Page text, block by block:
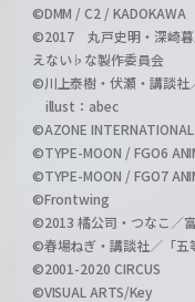
©DMM / C2 / KADOKAWA
©2017 丸戸史明・深崎暮
えない♭な製作委員会
©川上泰樹・伏瀬・講談社
illust：abec
©AZONE
©TYPE-MOON / FGO6
©TYPE-MOON / FGO7
©Frontwing
©2013 橘公司・つなこ／
©春場ねぎ・講談社／「五
©2001-2020 CIRCUS
©VISUAL ARTS/Key